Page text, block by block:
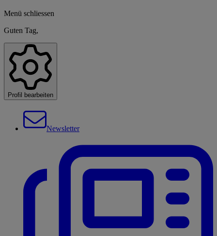
Menü schliessen
Guten Tag,
Profil bearbeiten
Newsletter